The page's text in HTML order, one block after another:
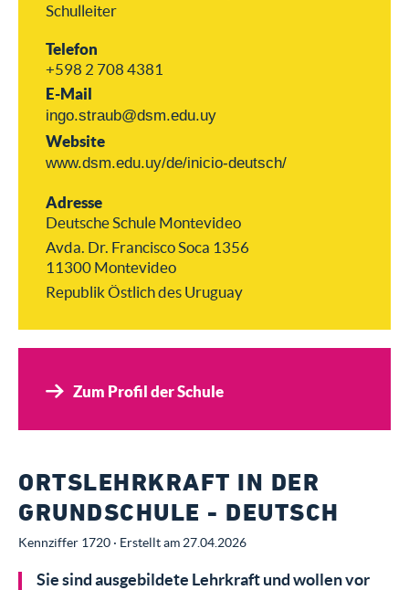
Schulleiter
Telefon
+598 2 708 4381
E-Mail
ingo.straub@dsm.edu.uy
Website
www.dsm.edu.uy/de/inicio-deutsch/
Adresse
Deutsche Schule Montevideo
Avda. Dr. Francisco Soca 1356
11300 Montevideo
Republik Östlich des Uruguay
Zum Profil der Schule
ORTSLEHRKRAFT IN DER
GRUNDSCHULE - DEUTSCH
Kennziffer 1720 · Erstellt am 27.04.2026
Sie sind ausgebildete Lehrkraft und wollen vor